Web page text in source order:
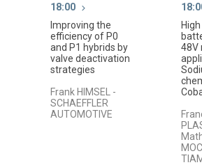
18:00
Improving the
efficiency of P0
and P1 hybrids by
valve deactivation
strategies
Frank HIMSEL -
SCHAEFFLER
AUTOMOTIVE
48V